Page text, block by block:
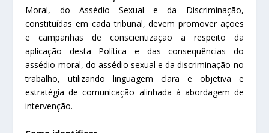
Moral, do Assédio Sexual e da Discriminação,
constituídas em cada tribunal, devem promover ações
e campanhas de conscientização a respeito da
aplicação desta Política e das consequências do
assédio moral, do assédio sexual e da discriminação no
trabalho, utilizando linguagem clara e objetiva e
estratégia de comunicação alinhada à abordagem de
intervenção.